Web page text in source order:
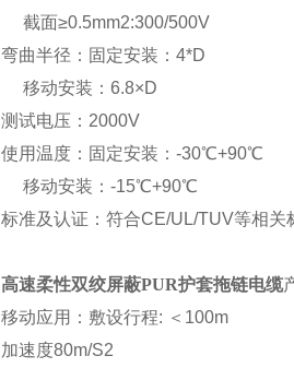
截面≥0.5mm2:300/500V
弯曲半径：固定安装： 4*D
移动安装： 6.8×D
测试电压： 2000V
使用温度：固定安装： -30℃+90℃
移动安装： -15℃+90℃
标准及认证：符合CE/UL/TUV等相关
高速柔性双绞屏蔽PUR护套拖链电缆
移动应用：敷设行程: ＜100m
加速度80m/S2